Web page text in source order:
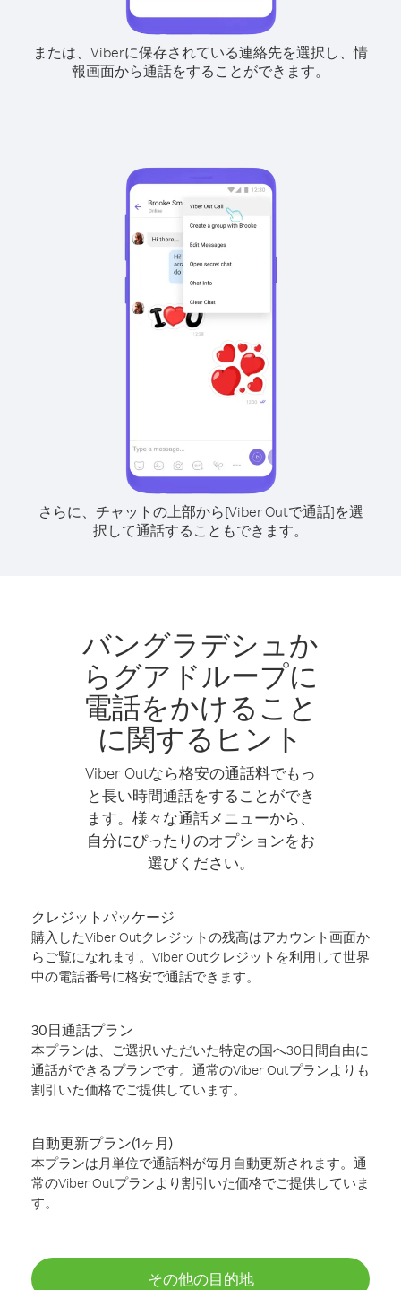
または、Viberに保存されている連絡先を選択し、情
報画面から通話をすることができます。
さらに、チャットの上部から[Viber Outで通話]を選
択して通話することもできます。
バングラデシュか
らグアドループに
電話をかけること
に関するヒント
Viber Outなら格安の通話料でもっ
と長い時間通話をすることができ
ます。様々な通話メニューから、
自分にぴったりのオプションをお
選びください。
クレジットパッケージ
購入したViber Outクレジットの残高はアカウント画面か
らご覧になれます。Viber Outクレジットを利用して世界
中の電話番号に格安で通話できます。
30日通話プラン
本プランは、ご選択いただいた特定の国へ30日間自由に
通話ができるプランです。通常のViber Outプランよりも
割引いた価格でご提供しています。
自動更新プラン(1ヶ月)
本プランは月単位で通話料が毎月自動更新されます。通
常のViber Outプランより割引いた価格でご提供していま
す。
その他の目的地